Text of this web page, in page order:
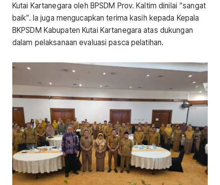
Kutai Kartanegara oleh BPSDM Prov. Kaltim dinilai “sangat
baik”. Ia juga mengucapkan terima kasih kepada Kepala
BKPSDM Kabupaten Kutai Kartanegara atas dukungan
dalam pelaksanaan evaluasi pasca pelatihan.